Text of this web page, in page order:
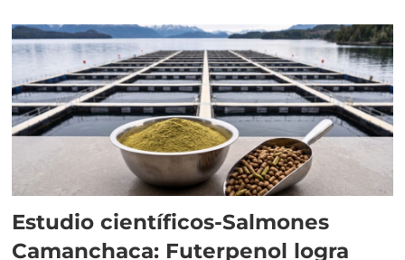
Estudio científicos-Salmones
Camanchaca: Futerpenol logra